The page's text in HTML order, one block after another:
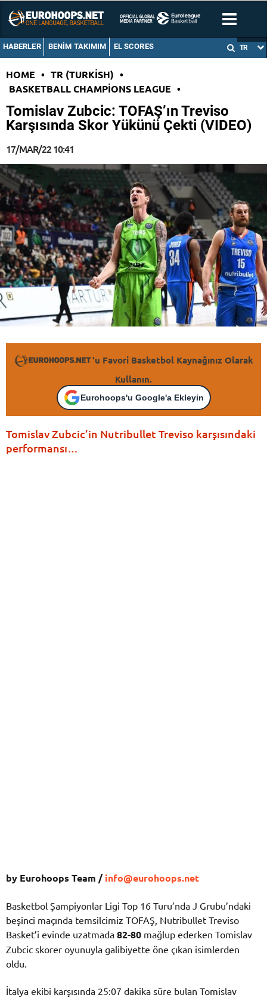
HABERLER BENIM TAKIMIM EL SCORES TR
HOME • TR (TURKISH) •
BASKETBALL CHAMPIONS LEAGUE •
Tomislav Zubcic: TOFAŞ’ın Treviso
Karşısında Skor Yükünü Çekti (VIDEO)
17/MAR/22 10:41
'u Favori Basketbol Kaynağınız Olarak
Kullanın.
Eurohoops'u Google'a Ekleyin
Tomislav Zubcic’in Nutribullet Treviso karşısındaki
performansı…
by Eurohoops Team /info@eurohoops.net
Basketbol Şampiyonlar Ligi Top 16 Turu’nda J Grubu’ndaki
beşinci maçında temsilcimiz TOFAŞ, Nutribullet Treviso
Basket’i evinde uzatmada 82-80 mağlup ederken Tomislav
Zubcic skorer oyunuyla galibiyette öne çıkan isimlerden
oldu.
İtalya ekibi karşısında 25:07 dakika süre bulan Tomislav